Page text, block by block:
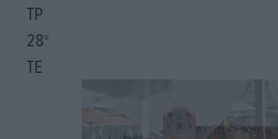
ΤΡ
28°
ΤΕ